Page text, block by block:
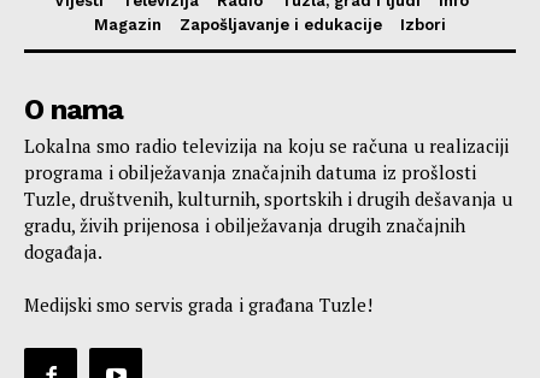
Magazin
Zapošljavanje i edukacije Izbori
O nama
Lokalna smo radio televizija na koju se računa u realizaciji
programa i obilježavanja značajnih datuma iz prošlosti
Tuzle, društvenih, kulturnih, sportskih i drugih dešavanja u
gradu, živih prijenosa i obilježavanja drugih značajnih
događaja.
Medijski smo servis grada i građana Tuzle!